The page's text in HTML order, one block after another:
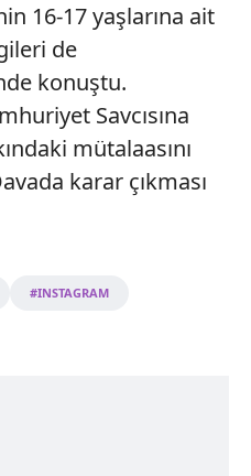
16-17 yaşlarına ait
de
konuştu.
Savcısına
mütalaasını
karar çıkması
#INSTAGRAM